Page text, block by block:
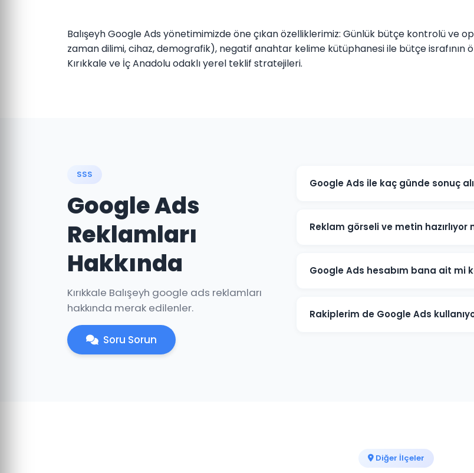
Balışeyh Google Ads yönetimimizde öne çıkan özelliklerimiz: Günlük bütçe kontrolü ve
zaman dilimi, cihaz, demografik), negatif anahtar kelime kütüphanesi ile bütçe israfının
Kırıkkale ve İç Anadolu odaklı yerel teklif stratejileri.
SSS
Google Ads
Reklamları
Hakkında
Kırıkkale Balışeyh google ads reklamları
hakkında merak edilenler.
Soru Sorun
Google Ads ile kaç günde sonuç
ve dönüşümler üretmeye başlar. İlk ay
Reklam görseli ve metin hazırlıyor
tüm kreatif içerikleri üretiyoruz. İçerikler
Google Ads hesabım bana ait mi
seviyesinde değil, reklam yöneticisi
tam kontrole sahip olursunuz.
Rakiplerim de Google Ads
Diğer İlçeler